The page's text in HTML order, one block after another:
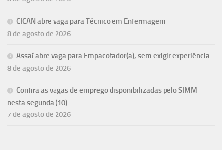
CICAN abre vaga para Técnico em Enfermagem
8 de agosto de 2026
Assaí abre vaga para Empacotador(a), sem exigir experiência
8 de agosto de 2026
Confira as vagas de emprego disponibilizadas pelo SIMM
nesta segunda (10)
7 de agosto de 2026